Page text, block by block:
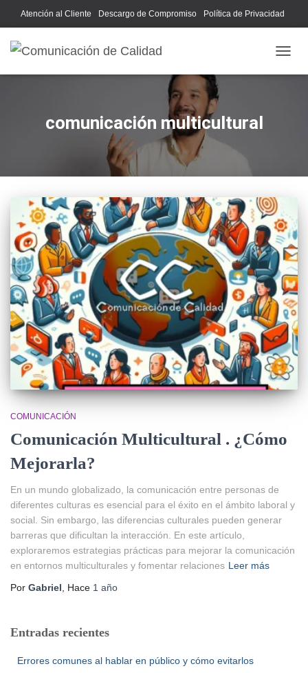
Atención al Cliente Descargo de Compromiso Política de Privacidad
comunicación multicultural
COMUNICACIÓN
Comunicación Multicultural . ¿Cómo
Mejorarla?
En un mundo globalizado, la comunicación entre personas de
diferentes culturas es esencial para el éxito en el ámbito laboral y
social. Sin embargo, las diferencias culturales pueden generar
barreras que dificultan la interacción. En este artículo,
exploraremos estrategias prácticas para mejorar la comunicación
en entornos multiculturales y fomentar relaciones Leer más
Por Gabriel , Hace 1 año
Entradas recientes
Errores comunes al hablar en público y cómo evitarlos